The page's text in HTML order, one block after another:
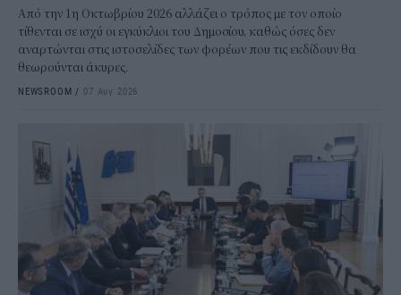
Από την 1η Οκτωβρίου 2026 αλλάζει ο τρόπος με τον οποίο
τίθενται σε ισχύ οι εγκύκλιοι του Δημοσίου, καθώς όσες δεν
αναρτώνται στις ιστοσελίδες των φορέων που τις εκδίδουν θα
θεωρούνται άκυρες.
NEWSROOM / 07 Αυγ 2026